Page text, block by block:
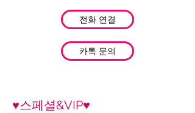
전화 연결
카톡 문의
♥스페셜&VIP♥